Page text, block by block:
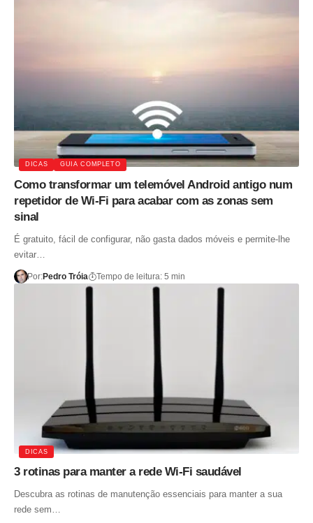
DICAS GUIA COMPLETO
Como transformar um telemóvel Android antigo num
repetidor de Wi-Fi para acabar com as zonas sem
sinal
É gratuito, fácil de configurar, não gasta dados móveis e permite-lhe
evitar…
Por:Pedro Tróia Tempo de leitura: 5 min
DICAS
3 rotinas para manter a rede Wi-Fi saudável
Descubra as rotinas de manutenção essenciais para manter a sua
rede sem…